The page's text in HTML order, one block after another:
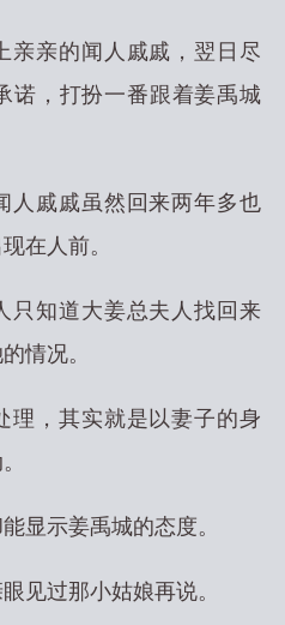
亲亲的闻人戚戚，翌日尽
诺，打扮一番跟着姜禹城
人戚戚虽然回来两年多也
在人前。
只知道大姜总夫人找回来
情况。
理，其实就是以妻子的身
显示姜禹城的态度。
见过那小姑娘再说。